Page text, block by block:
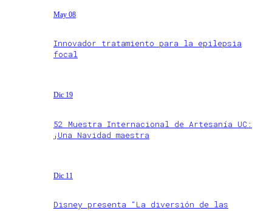
May 08
Innovador tratamiento para la epilepsia
focal
Dic 19
52 Muestra Internacional de Artesanía UC:
¡Una Navidad maestra
Dic 11
Disney presenta “La diversión de las